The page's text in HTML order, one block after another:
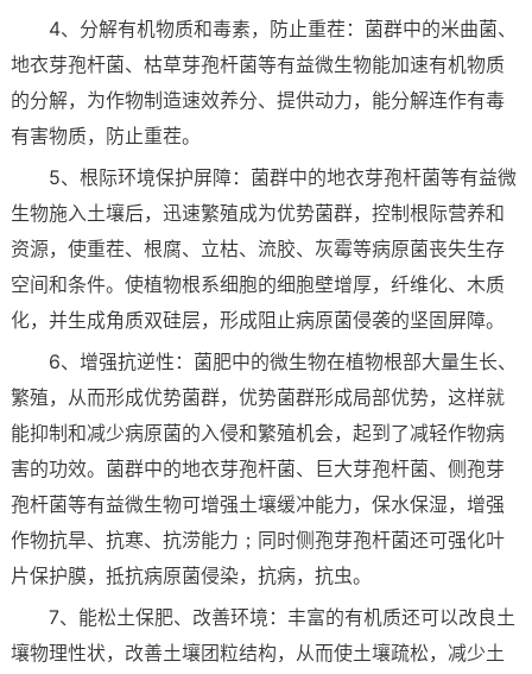
4、分解有机物质和毒素，防止重茬：菌群中的米曲菌、
地衣芽孢杆菌、枯草芽孢杆菌等有益微生物能加速有机物质
的分解，为作物制造速效养分、提供动力，能分解连作有毒
有害物质，防止重茬。
5、根际环境保护屏障：菌群中的地衣芽孢杆菌等有益微
生物施入土壤后，迅速繁殖成为优势菌群，控制根际营养和
资源，使重茬、根腐、立枯、流胶、灰霉等病原菌丧失生存
空间和条件。使植物根系细胞的细胞壁增厚，纤维化、木质
化，并生成角质双硅层，形成阻止病原菌侵袭的坚固屏障。
6、增强抗逆性：菌肥中的微生物在植物根部大量生长、
繁殖，从而形成优势菌群，优势菌群形成局部优势，这样就
能抑制和减少病原菌的入侵和繁殖机会，起到了减轻作物病
害的功效。菌群中的地衣芽孢杆菌、巨大芽孢杆菌、侧孢芽
孢杆菌等有益微生物可增强土壤缓冲能力，保水保湿，增强
作物抗旱、抗寒、抗涝能力；同时侧孢芽孢杆菌还可强化叶
片保护膜，抵抗病原菌侵染，抗病，抗虫。
7、能松土保肥、改善环境：丰富的有机质还可以改良土
壤物理性状，改善土壤团粒结构，从而使土壤疏松，减少土